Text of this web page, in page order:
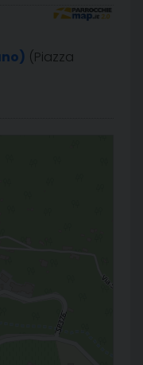
(Piazza